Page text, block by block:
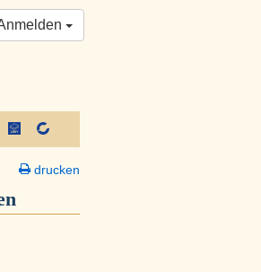
drucken